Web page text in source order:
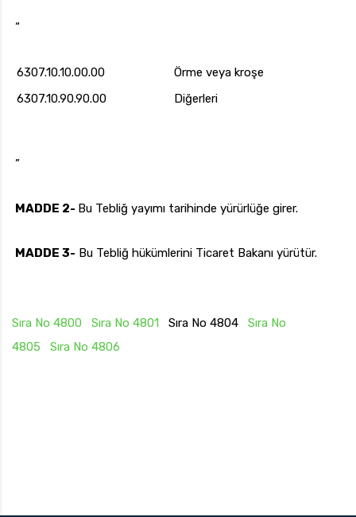
“
6307.10.10.00.00
Örme veya kroşe
6307.10.90.90.00
Diğerleri
”
MADDE 2- Bu Tebliğ yayımı tarihinde yürürlüğe girer.
MADDE 3- Bu Tebliğ hükümlerini Ticaret Bakanı yürütür.
Sıra No 4800 Sıra No 4801 Sıra No 4804 Sıra No
4805
Sıra No 4806